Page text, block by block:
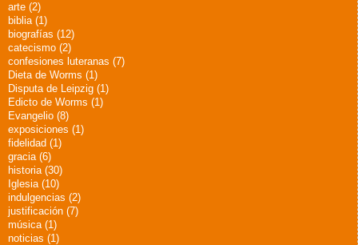
arte (2)
biblia (1)
biografías (12)
catecismo (2)
confesiones luteranas (7)
Dieta de Worms (1)
Disputa de Leipzig (1)
Edicto de Worms (1)
Evangelio (8)
exposiciones (1)
fidelidad (1)
gracia (6)
historia (30)
Iglesia (10)
indulgencias (2)
justificación (7)
música (1)
noticias (1)